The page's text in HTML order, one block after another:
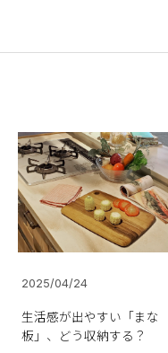
2025/04/24
生活感が出やすい「まな
板」、どう収納する？